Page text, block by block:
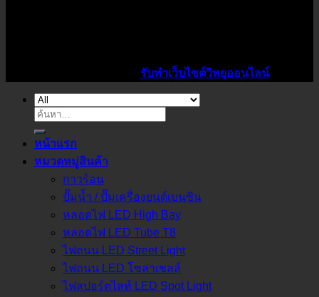
รับทำเว็บไซต์วิทยุออนไลน์
ค้นหา:
หน้าแรก
หมวดหมู่สินค้า
กาวร้อน
ปั๊มน้ำ / ปั๊มเครื่องยนต์เบนซิน
หลอดไฟ LED High Bay
หลอดไฟ LED Tube T8
ไฟถนน LED Street Light
ไฟถนน LED โซล่าเชลล์
ไฟสปอร์ตไลท์ LED Spot Light